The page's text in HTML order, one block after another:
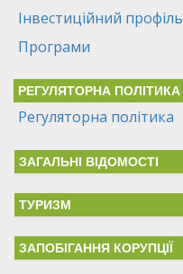
Інвестиційний профіль
Програми
РЕГУЛЯТОРНА ПОЛІТИКА
Регуляторна політика
ЗАГАЛЬНІ ВІДОМОСТІ
ТУРИЗМ
ЗАПОБІГАННЯ КОРУПЦІЇ